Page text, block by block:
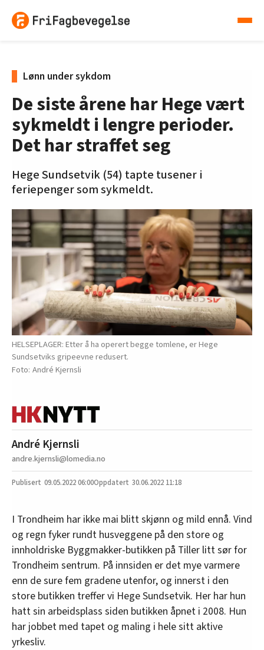
Lønn under sykdom
De siste årene har Hege vært
sykmeldt i lengre perioder.
Det har straffet seg
Hege Sundsetvik (54) tapte tusener i
feriepenger som sykmeldt.
HELSEPLAGER: Etter å ha operert begge tomlene, er Hege
Sundsetviks gripeevne redusert.
André Kjernsli
André Kjernsli
andre.kjernsli@lomedia.no
09.05.202206:00 30.06.2022 11:18
I Trondheim har ikke mai blitt skjønn og mild ennå. Vind
og regn fyker rundt husveggene på den store og
innholdriske Byggmakker-butikken på Tiller litt sør for
Trondheim sentrum. På innsiden er det mye varmere
enn de sure fem gradene utenfor, og innerst i den
store butikken treffer vi Hege Sundsetvik. Her har hun
hatt sin arbeidsplass siden butikken åpnet i 2008. Hun
har jobbet med tapet og maling i hele sitt aktive
yrkesliv.